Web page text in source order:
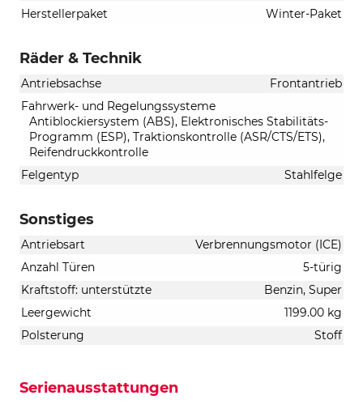
Herstellerpaket Winter-Paket
Räder & Technik
Antriebsachse
Frontantrieb
Fahrwerk- und Regelungssysteme
Antiblockiersystem (ABS), Elektronisches Stabilitäts-
Programm (ESP), Traktionskontrolle (ASR/CTS/ETS),
Reifendruckkontrolle
Felgentyp
Stahlfelge
Sonstiges
Antriebsart
Verbrennungsmotor (ICE)
Anzahl Türen
5-türig
Kraftstoff: unterstützte
Benzin, Super
Leergewicht
1199.00 kg
Polsterung
Stoff
Serienausstattungen